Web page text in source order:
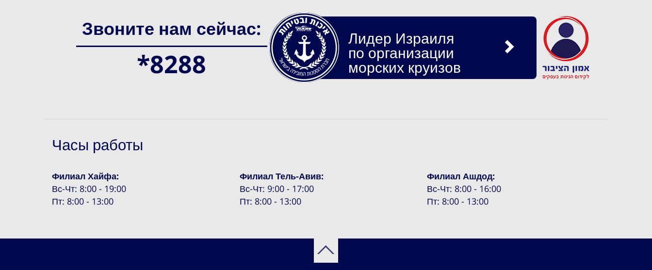
Звоните нам сейчас:
*8288
Лидер Израиля
по организации
морских круизов
Часы работы
Филиал Хайфа:
Вс-Чт: 8:00 - 19:00
Пт: 8:00 - 13:00
Филиал Тель-Авив:
Вс-Чт: 9:00 - 17:00
Пт: 8:00 - 13:00
Филиал Ашдод:
Вс-Чт: 8:00 - 16:00
Пт: 8:00 - 13:00